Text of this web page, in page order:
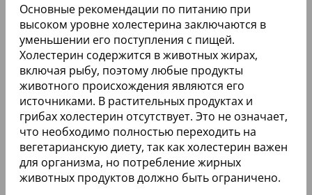
Основные рекомендации по питанию при
высоком уровне холестерина заключаются в
уменьшении его поступления с пищей.
Холестерин содержится в животных жирах,
включая рыбу, поэтому любые продукты
животного происхождения являются его
источниками. В растительных продуктах и
грибах холестерин отсутствует. Это не означает,
что необходимо полностью переходить на
вегетарианскую диету, так как холестерин важен
для организма, но потребление жирных
животных продуктов должно быть ограничено.